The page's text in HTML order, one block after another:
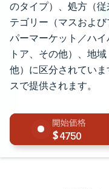
のタイプ）、処方（
テゴリー（マスおよ
パーマーケット／ハ
トア、その他）、地
他）に区分されてい
スで提供されます。
4750